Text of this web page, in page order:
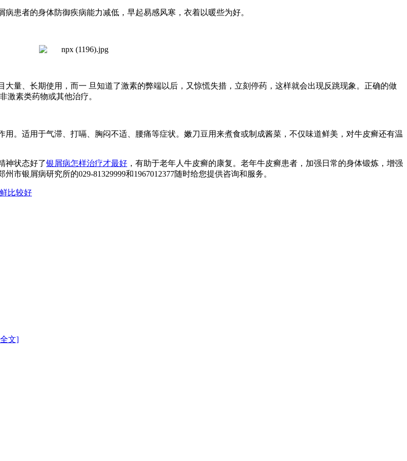
患者的身体防御疾病能力减低，早起易感风寒，衣着以暖些为好。
量、长期使用，而一 旦知道了激素的弊端以后，又惊慌失措，立刻停药，这样就会出现反跳现象。正确的做
激素类药物或其他治疗。
。适用于气滞、打嗝、胸闷不适、腰痛等症状。嫩刀豆用来煮食或制成酱菜，不仅味道鲜美，对牛皮癣还有温
神状态好了银屑病怎样治疗才最好 ，有助于老年人牛皮癣的康复。老年牛皮癣患者，加强日常的身体锻炼，增强
银屑病研究所的029-81329999和1967012377随时给您提供咨询和服务。
比较好
文]